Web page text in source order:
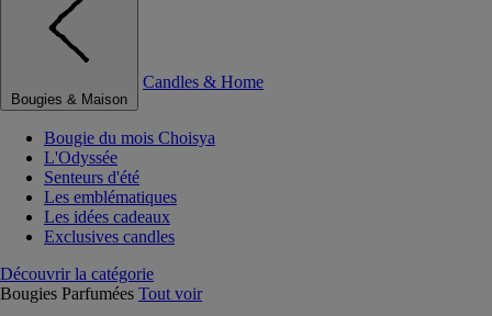
Bougies & Maison
Candles & Home
Bougie du mois Choisya
L'Odyssée
Senteurs d'été
Les emblématiques
Les idées cadeaux
Exclusives candles
Découvrir la catégorie
Bougies Parfumées Tout voir